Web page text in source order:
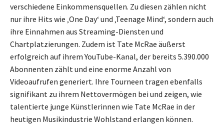
verschiedene Einkommensquellen. Zu diesen zählen nicht
nur ihre Hits wie ‚One Day‘ und ‚Teenage Mind‘, sondern auch
ihre Einnahmen aus Streaming-Diensten und
Chartplatzierungen. Zudem ist Tate McRae äußerst
erfolgreich auf ihrem YouTube-Kanal, der bereits 5.390.000
Abonnenten zählt und eine enorme Anzahl von
Videoaufrufen generiert. Ihre Tourneen tragen ebenfalls
signifikant zu ihrem Nettovermögen bei und zeigen, wie
talentierte junge Künstlerinnen wie Tate McRae in der
heutigen Musikindustrie Wohlstand erlangen können.